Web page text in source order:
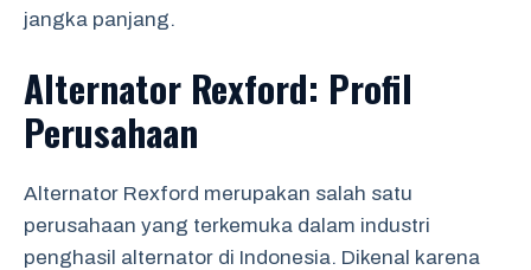
jangka panjang.
Alternator Rexford: Profil
Perusahaan
Alternator Rexford merupakan salah satu
perusahaan yang terkemuka dalam industri
penghasil alternator di Indonesia. Dikenal karena